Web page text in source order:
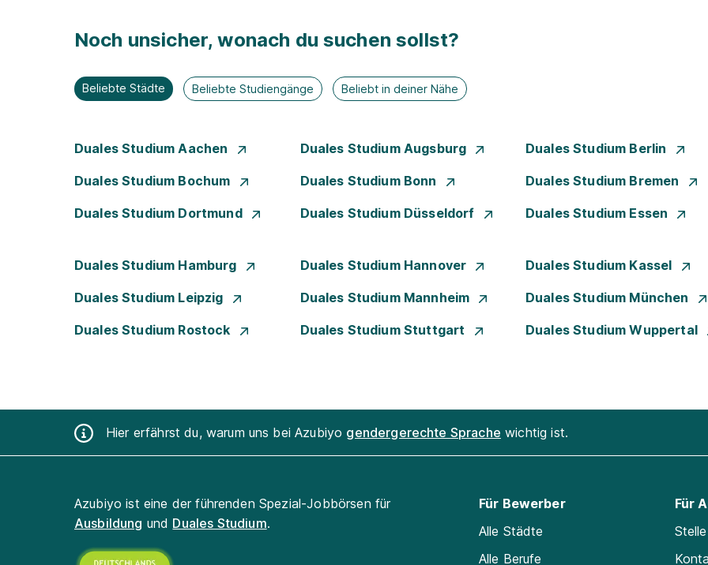
Noch unsicher, wonach du suchen sollst?
Beliebte Städte Beliebte Studiengänge Beliebt in deiner Nähe
Duales Studium Aachen Duales Studium Augsburg Duales Studium Berlin
Duales Studium Bochum Duales Studium Bonn Duales Studium Bremen
Duales Studium Dortmund Duales Studium Düsseldorf Duales Studium Essen
Duales Studium Hamburg Duales Studium Hannover Duales Studium Kassel
Duales Studium Leipzig Duales Studium Mannheim Duales Studium München
Duales Studium Rostock Duales Studium Stuttgart Duales Studium Wuppertal
Hier erfährst du, warum uns bei Azubiyo gendergerechte Sprache wichtig ist.
Azubiyo ist eine der führenden Spezial-Jobbörsen für
Ausbildung und Duales Studium.
Für Bewerber
Alle Städte
Alle Berufe
Für